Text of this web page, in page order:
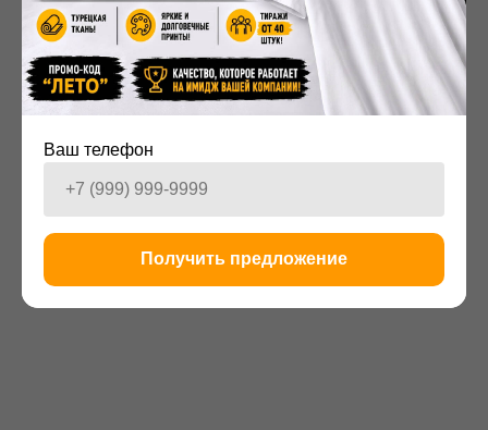
Ваш телефон
Получить предложение
поможем с дизайном, выберем качественную
ткань и технологию печати. Приходите, чтобы
создать незабываемый подарок на память.
2026-06-03 20:09 ПРОДУКЦИЯ